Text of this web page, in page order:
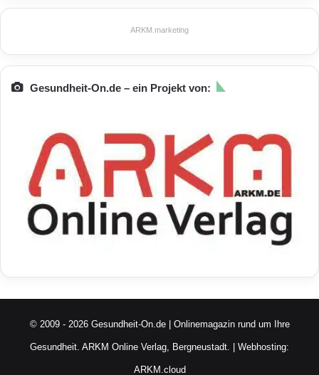
ARKM.marketing
Gesundheit-On.de – ein Projekt von:
© 2009 - 2026 Gesundheit-On.de | Onlinemagazin rund um Ihre
Gesundheit. ARKM Online Verlag, Bergneustadt. | Webhosting:
ARKM.cloud